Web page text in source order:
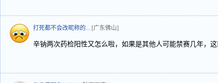
打死都不会改昵称的... [广东佛山]
辛钠两次药检阳性又怎么啦，如果是其他人可能禁赛几年，